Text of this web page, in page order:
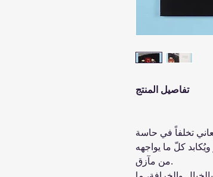
تفاصيل المنتج
تخلفاً في حاسة
كلّ ما يواجهه
من مآزق.